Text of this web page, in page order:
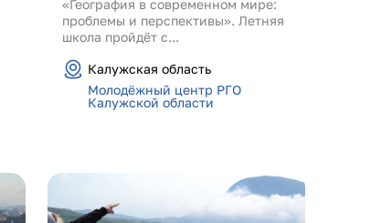
«География в современном мире:
проблемы и перспективы». Летняя
школа пройдёт с...
Калужская область
Молодёжный центр РГО
Калужской области